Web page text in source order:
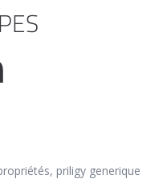
priligy generique